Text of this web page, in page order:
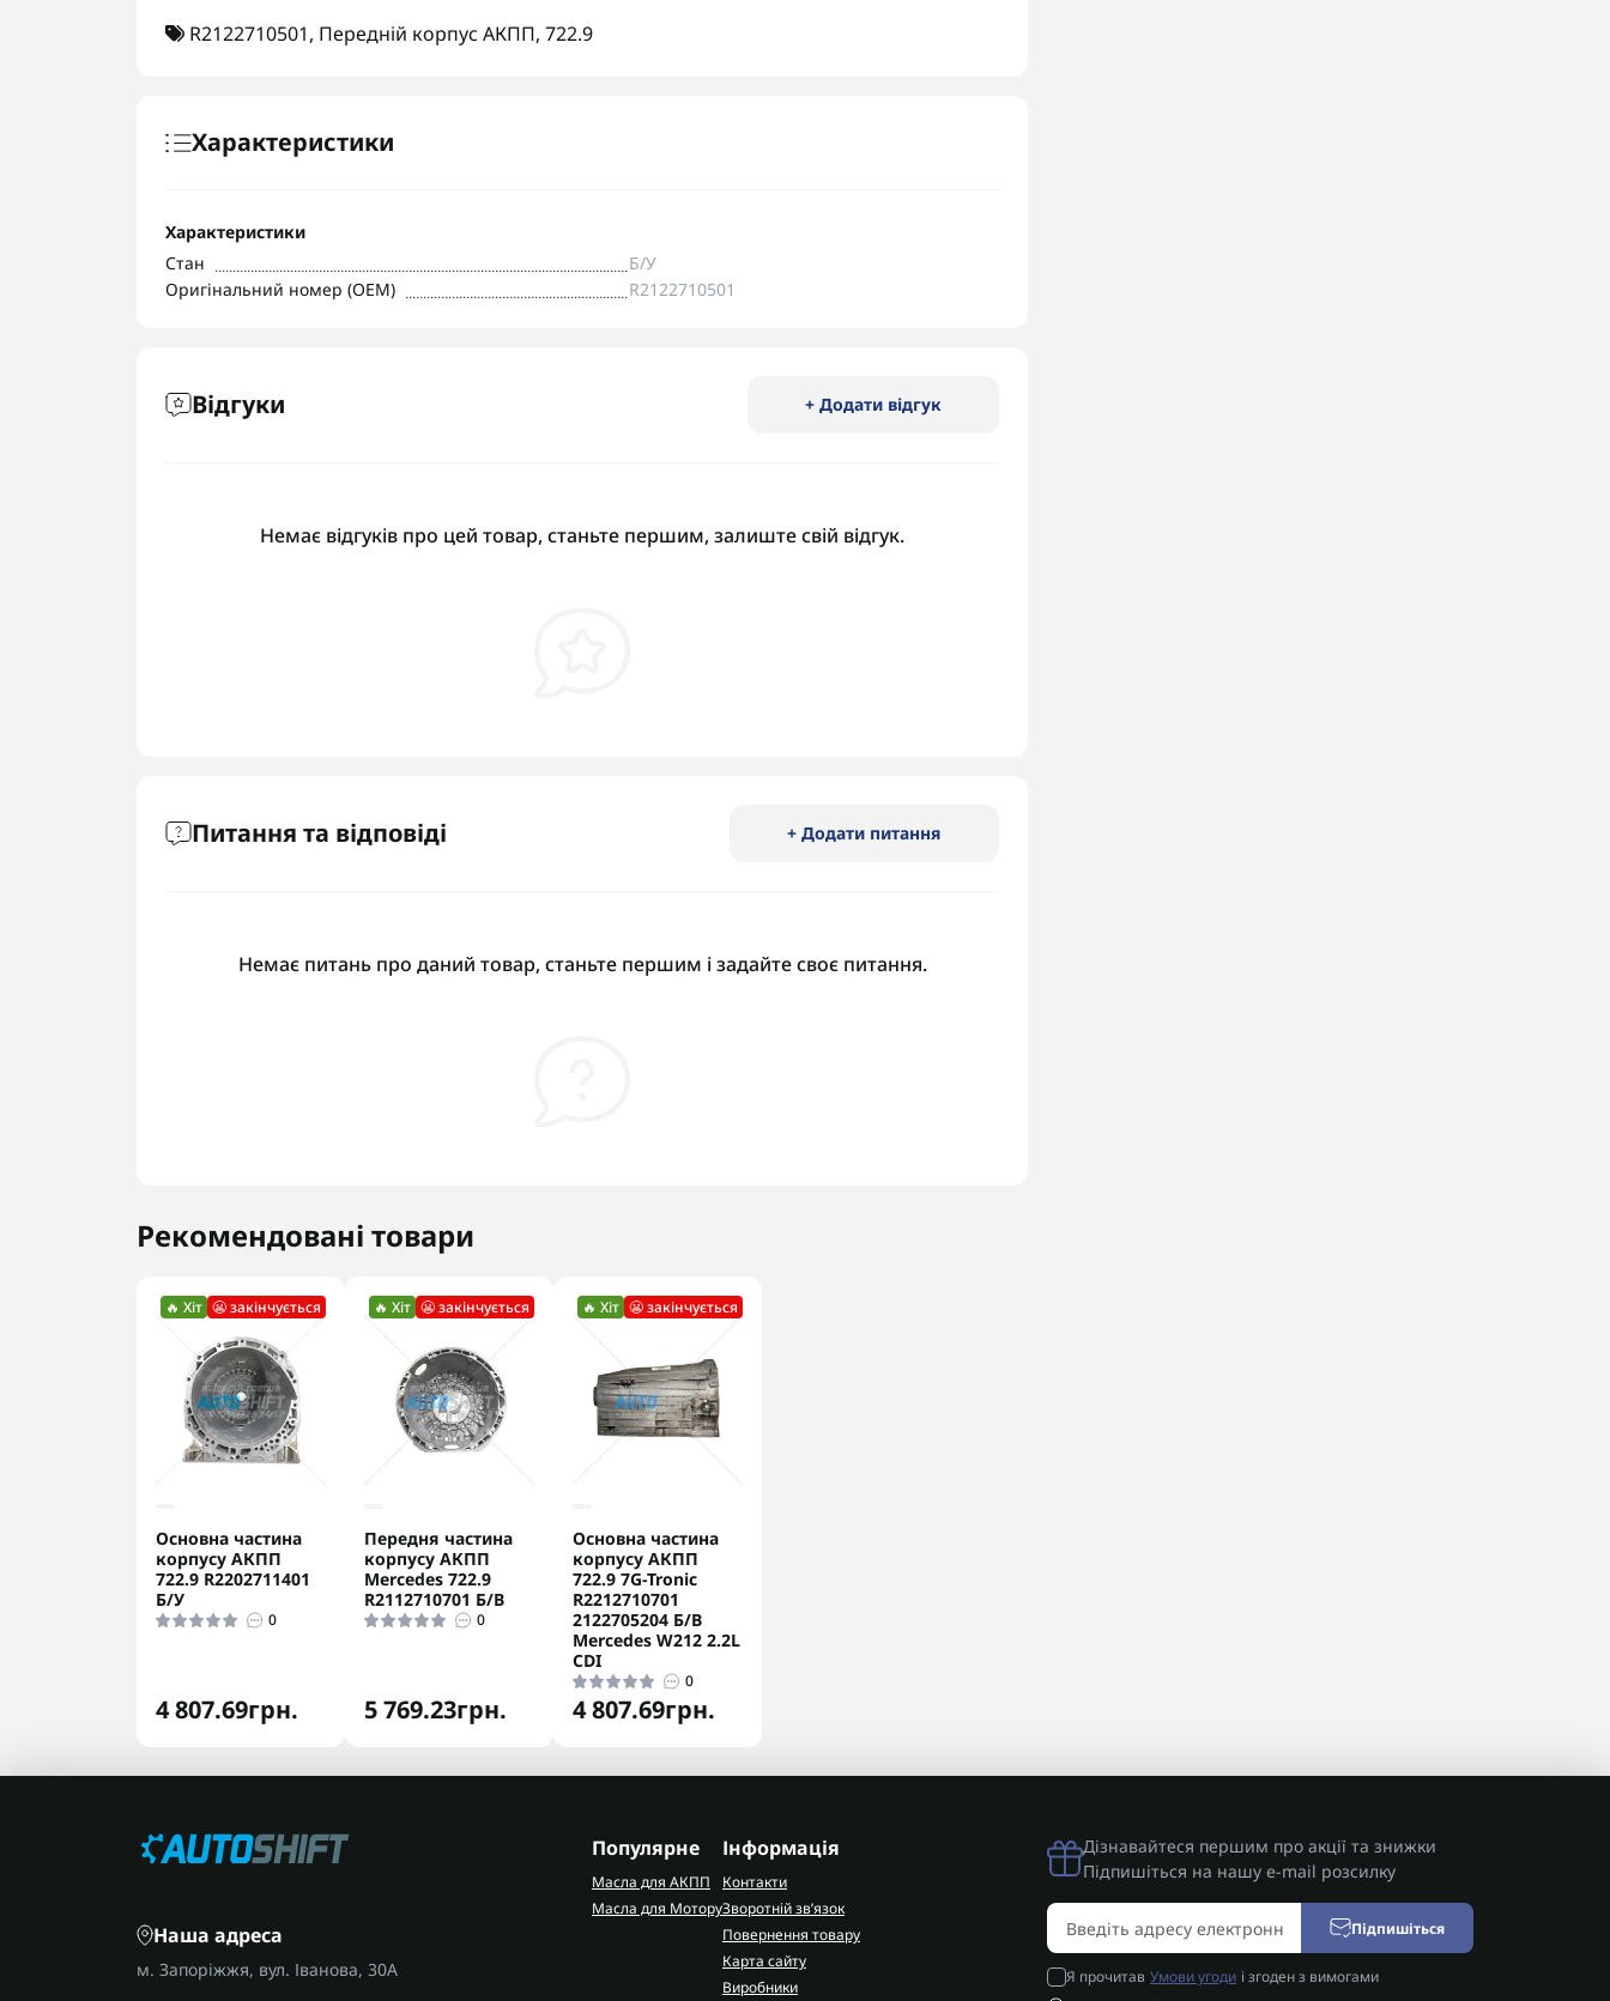
R2122710501, Передній корпус АКПП, 722.9
Характеристики
Характеристики
Стан
Б/У
Оригінальний номер (OEM)
R2122710501
Відгуки + Додати відгук
Немає відгуків про цей товар, станьте першим, залиште свій відгук.
Питання та відповіді + Додати питання
Немає питань про даний товар, станьте першим і задайте своє питання.
Рекомендовані товари
🔥 Хіт 😬 закінчується
Основна частина
корпусу АКПП
722.9 R2202711401
Б/У
0
4 807.69грн.
🔥 Хіт 😬 закінчується
Передня частина
корпусу АКПП
Mercedes 722.9
R2112710701 Б/В
0
5 769.23грн.
🔥 Хіт 😬 закінчується
Основна частина
корпусу АКПП
722.9 7G-Tronic
R2212710701
2122705204 Б/В
Mercedes W212 2.2L
CDI
0
4 807.69грн.
Наша адреса
м. Запоріжжя, вул. Іванова, 30А
Популярне
Масла для АКПП
Масла для Мотору
Інформація
Контакти
Зворотній зв’язок
Повернення товару
Карта сайту
Виробники
Дізнавайтеся першим про акції та знижки
Підпишіться на нашу e-mail розсилку
Підпишіться
Я прочитав Умови угоди і згоден з вимогами